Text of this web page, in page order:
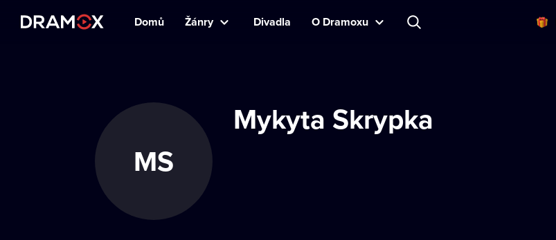
Domů Žánry Divadla O Dramoxu
MS
Mykyta Skrypka